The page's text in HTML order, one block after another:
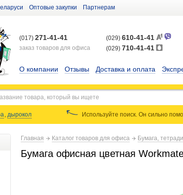
Оптовые закупки Партнерам
(017) 271-41-41
заказ товаров для офиса
(029) 610-41-41
(029) 710-41-41
О компании Отзывы Доставка и оплата
, дырокол Используйте поиск. Он сильно
Главная Каталог товаров для офиса Бумага,
Бумага офисная цветная